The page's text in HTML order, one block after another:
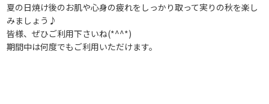
夏の日焼け後のお肌や心身の疲れをしっかり取って実りの秋を楽し
みましょう♪
皆様、ぜひご利用下さいね(*^^*)
期間中は何度でもご利用いただけます。